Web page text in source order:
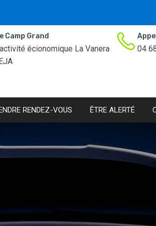
Camp Grand
écionomique La Vanera
04
RENDEZ-VOUS ÊTRE ALERTÉ